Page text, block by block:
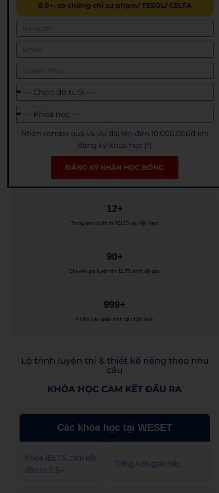
8.0+, có chứng chỉ sư phạm/ TESOL/ CELTA
Nhận combo quà và ưu đãi lên đến 10.000.000đ khi
đăng ký khóa học (*)
ĐĂNG KÝ NHẬN HỌC BỔNG
12+
Trung tâm luyện thi IELTS tại Việt Nam
90+
Chuyên gia luyện thi IELTS trình độ cao
999+
Phiên bản giáo trình cá nhân hoá
Lộ trình luyện thi & thiết kế riêng theo nhu
cầu
KHÓA HỌC CAM KẾT ĐẦU RA
Các khóa học tại WESET
Khóa IELTS cam kết
đầu ra 6.5+
Tiếng Anh giao tiếp